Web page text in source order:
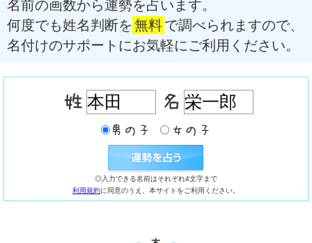
名前の画数から運勢を占います。
何度でも姓名判断を 無料で調べられますので、
名付けのサポートにお気軽にご利用ください。
◎入力できる名前はそれぞれ4文字まで
利用規約に同意のうえ、本サイトをご利用ください。